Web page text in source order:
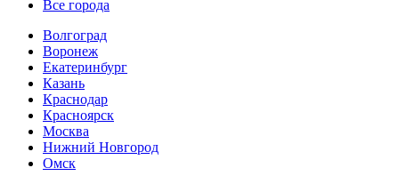
Все города
Волгоград
Воронеж
Екатеринбург
Казань
Краснодар
Красноярск
Москва
Нижний Новгород
Омск